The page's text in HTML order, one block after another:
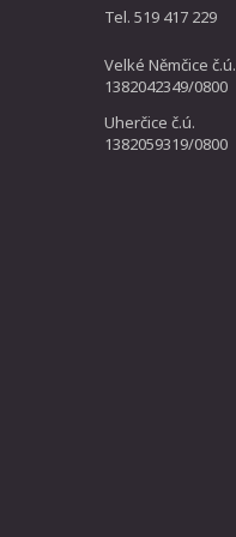
Tel. 519 417 229
Velké Němčice č.ú.
1382042349/0800
Uherčice č.ú.
1382059319/0800